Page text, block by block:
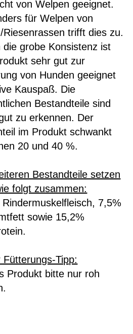
von Welpen geeignet.
für Welpen von
Riesenrassen trifft dies zu.
die grobe Konsistenz ist
sehr gut zur
von Hunden geeignet
Kauspaß. Die
Bestandteile sind
zu erkennen. Der
im Produkt schwankt
20 und 40 %.
Bestandteile setzen
folgt zusammen:
Rindermuskelfleisch, 7,5%
sowie 15,2%
Fütterungs-Tipp:
Produkt bitte nur roh